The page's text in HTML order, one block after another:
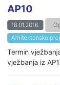
AP10
18.01.2016.
Arhitektonsko
Termin
vježbanja iz